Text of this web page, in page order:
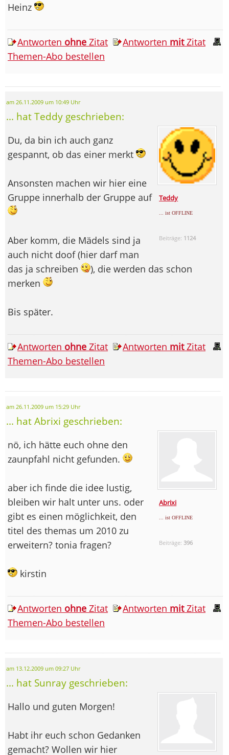
Heinz
Antworten ohne Zitat Antworten mitZitat
Themen-Abo bestellen
am 26.11.2009 um 10:49 Uhr
... hat Teddy geschrieben:
Teddy
... ist OFFLINE
Beiträge: 1124
Du, da bin ich auch ganz
gespannt, ob das einer merkt
Ansonsten machen wir hier eine
Gruppe innerhalb der Gruppe auf
Aber komm, die Mädels sind ja
auch nicht doof (hier darf man
das ja schreiben
), die werden das schon
merken
Bis später.
Antworten ohne Zitat Antworten mitZitat
Themen-Abo bestellen
am 26.11.2009 um 15:29 Uhr
... hat Abrixi geschrieben:
Abrixi
... ist OFFLINE
Beiträge:396
nö, ich hätte euch ohne den
zaunpfahl nicht gefunden.
aber ich finde die idee lustig,
bleiben wir halt unter uns. oder
gibt es einen möglichkeit, den
titel des themas um 2010 zu
erweitern? tonia fragen?
kirstin
Antworten ohne Zitat Antworten mitZitat
Themen-Abo bestellen
am 13.12.2009 um 09:27 Uhr
... hat Sunray geschrieben:
Hallo und guten Morgen!
Habt ihr euch schon Gedanken
gemacht? Wollen wir hier